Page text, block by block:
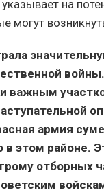
на
могут
важным
армия
этом районе.
отборных